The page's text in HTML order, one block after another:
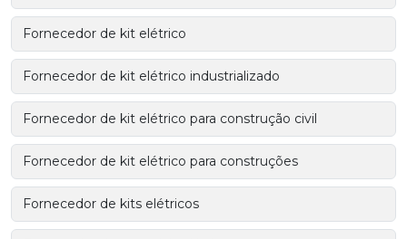
Fornecedor de kit elétrico
Fornecedor de kit elétrico industrializado
Fornecedor de kit elétrico para construção civil
Fornecedor de kit elétrico para construções
Fornecedor de kits elétricos